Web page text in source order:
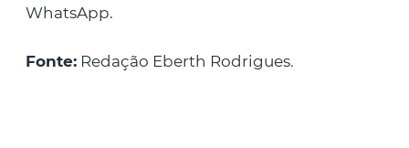
WhatsApp.
Fonte: Redação Eberth Rodrigues.